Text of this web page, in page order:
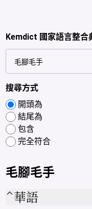
Kemdict 國家語言整合
搜尋方式
開頭為
結尾為
包含
完全符合
毛腳毛手
華語